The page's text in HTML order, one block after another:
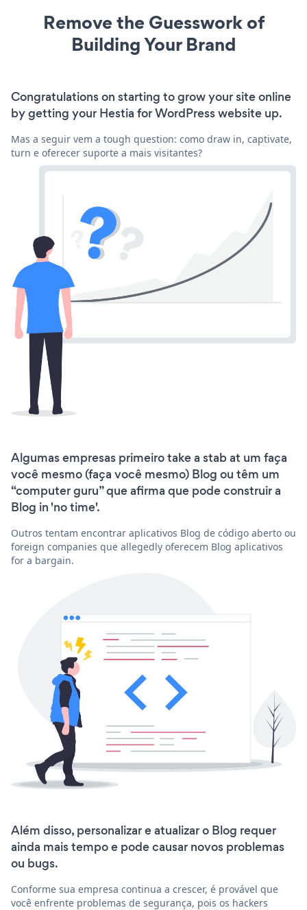
Remove the Guesswork of
Building Your Brand
Congratulations on starting to grow your site online
by getting your Hestia for WordPress website up.
Mas a seguir vem a tough question: como draw in, captivate,
turn e oferecer suporte a mais visitantes?
Algumas empresas primeiro take a stab at um faça
você mesmo (faça você mesmo) Blog ou têm um
“computer guru” que afirma que pode construir a
Blog in 'no time'.
Outros tentam encontrar aplicativos Blog de código aberto ou
foreign companies que allegedly oferecem Blog aplicativos
for a bargain.
Além disso, personalizar e atualizar o Blog requer
ainda mais tempo e pode causar novos problemas
ou bugs.
Conforme sua empresa continua a crescer, é provável que
você enfrente problemas de segurança, pois os hackers